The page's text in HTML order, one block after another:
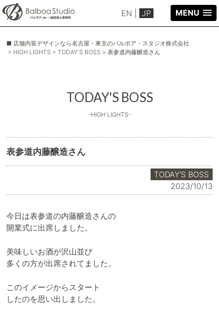
EN JP MENU
■ 店舗内装デザインなら名古屋・東京のバルボア・スタジオ株式会社
> HIGH LIGHTS > TODAY'S BOSS > 表参道内藤醸造さん
TODAY'S BOSS
-HIGH LIGHTS-
表参道内藤醸造さん
TODAY'S BOSS
2023/10/13
今日は表参道の内藤醸造さんの
開業式に出席しました。
美味しいお酒が沢山並び
多くの方が出席されてました。
このイメージからスタート
したのを思い出しました。